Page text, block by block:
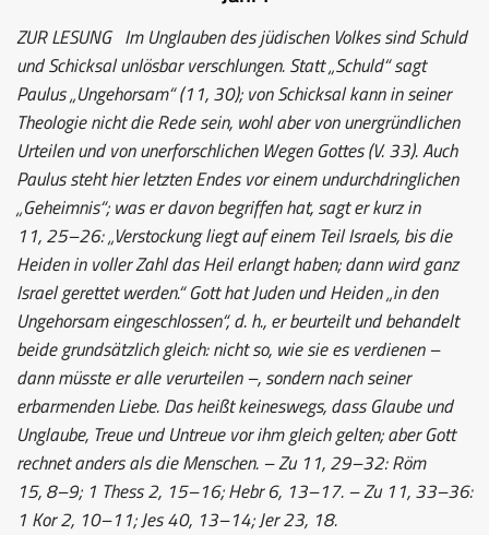
ZUR LESUNGIm Unglauben des jüdischen Volkes sind Schuld
und Schicksal unlösbar verschlungen. Statt „Schuld“ sagt
Paulus „Ungehorsam“ (11, 30); von Schicksal kann in seiner
Theologie nicht die Rede sein, wohl aber von unergründlichen
Urteilen und von unerforschlichen Wegen Gottes (V. 33). Auch
Paulus steht hier letzten Endes vor einem undurchdringlichen
„Geheimnis“; was er davon begriffen hat, sagt er kurz in
11, 25–26: „Verstockung liegt auf einem Teil Israels, bis die
Heiden in voller Zahl das Heil erlangt haben; dann wird ganz
Israel gerettet werden.“ Gott hat Juden und Heiden „in den
Ungehorsam eingeschlossen“, d. h., er beurteilt und behandelt
beide grundsätzlich gleich: nicht so, wie sie es verdienen –
dann müsste er alle verurteilen –, sondern nach seiner
erbarmenden Liebe. Das heißt keineswegs, dass Glaube und
Unglaube, Treue und Untreue vor ihm gleich gelten; aber Gott
rechnet anders als die Menschen. – Zu 11, 29–32: Röm
15, 8–9; 1 Thess 2, 15–16; Hebr 6, 13–17. – Zu 11, 33–36:
1 Kor 2, 10–11; Jes 40, 13–14; Jer 23, 18.